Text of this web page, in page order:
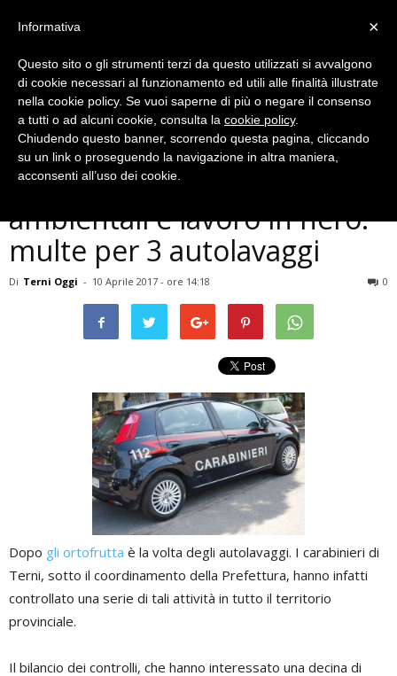
Cronaca
Terni, violazioni normative
ambientali e lavoro in nero:
multe per 3 autolavaggi
Di Terni Oggi - 10 Aprile 2017 - ore 14:18 0
Dopo gli ortofrutta è la volta degli autolavaggi. I carabinieri di
Terni, sotto il coordinamento della Prefettura, hanno infatti
controllato una serie di tali attività in tutto il territorio
provinciale.
Il bilancio dei controlli, che hanno interessato una decina di
×
Informativa
Questo sito o gli strumenti terzi da questo utilizzati si avvalgono
di cookie necessari al funzionamento ed utili alle finalità illustrate
nella cookie policy. Se vuoi saperne di più o negare il consenso
a tutti o ad alcuni cookie, consulta la cookie policy.
Chiudendo questo banner, scorrendo questa pagina, cliccando
su un link o proseguendo la navigazione in altra maniera,
acconsenti all’uso dei cookie.